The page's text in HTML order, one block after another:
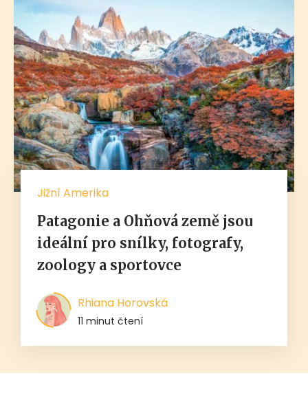
Jižní Amerika
Patagonie a Ohňová země jsou
ideální pro snílky, fotografy,
zoology a sportovce
Rhiana Horovská
11 minut čtení